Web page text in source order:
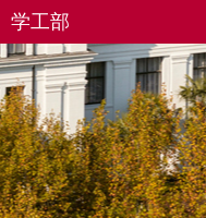
学工部